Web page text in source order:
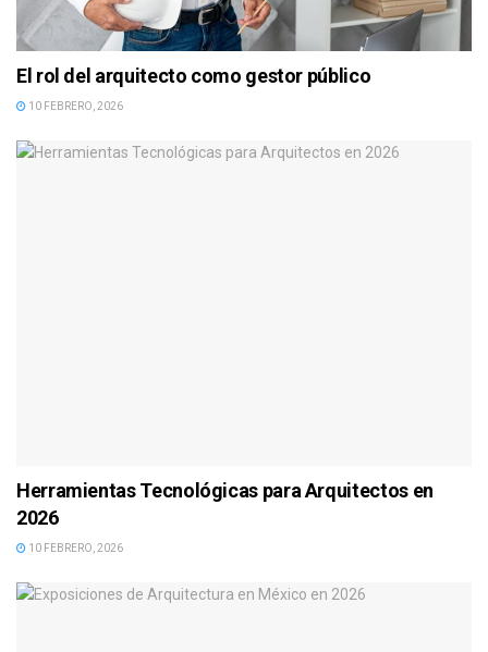
El rol del arquitecto como gestor público
10 FEBRERO, 2026
Herramientas Tecnológicas para Arquitectos en
2026
10 FEBRERO, 2026